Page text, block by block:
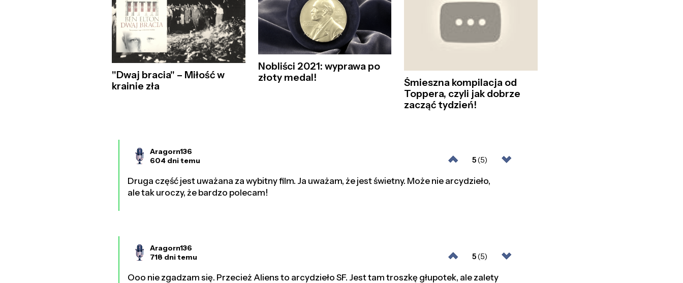
"Dwaj bracia" – Miłość w
krainie zła
Nobliści 2021: wyprawa po
złoty medal!
Śmieszna kompilacja od
Toppera, czyli jak dobrze
zacząć tydzień!
5(5)
Aragorn136
604 dni temu
Druga część jest uważana za wybitny film. Ja uważam, że jest świetny. Może nie arcydzieło,
ale tak uroczy, że bardzo polecam!
5(5)
Aragorn136
718 dni temu
Ooo nie zgadzam się. Przecież Aliens to arcydzieło SF. Jest tam troszkę głupotek, ale zalety